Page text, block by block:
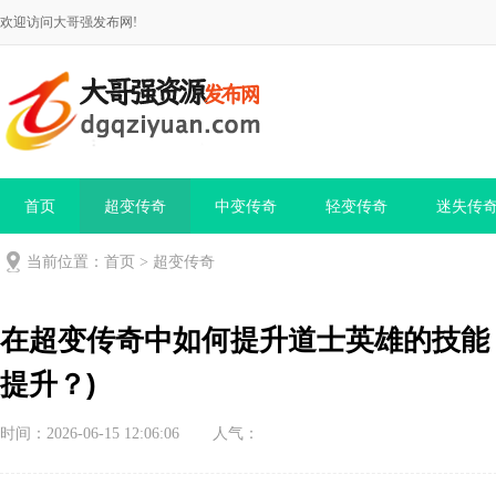
欢迎访问大哥强发布网!
首页 超变传奇 中变传奇 轻变传奇 迷失传
当前位置： 首页 > 超变传奇
在超变传奇中如何提升道士英雄的技
提升？)
时间：2026-06-15 12:06:06 人气：